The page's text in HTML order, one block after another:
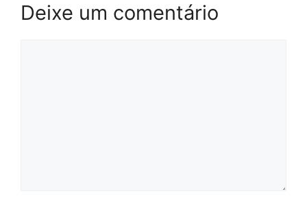
Deixe um comentário